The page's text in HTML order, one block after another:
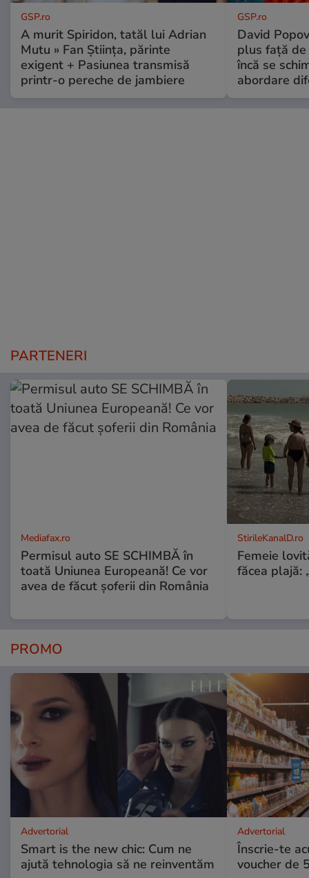
GSP.ro
A murit Spiridon, tatăl lui Adrian
Mutu » Fan Știința, părinte
exigent + Pasiunea transmisă
printr-o pereche de jambiere
GSP.ro
David
plus față de
încă se
abordare
PARTENERI
Mediafax.ro
Permisul auto SE SCHIMBĂ în
toată Uniunea Europeană! Ce vor
avea de făcut șoferii din România
StirileKanalD.ro
Femeie
făcea plajă:
PROMO
Advertorial
Smart is the new chic: Cum ne
ajută tehnologia să ne reinventăm
Advertorial
Înscrie-te
voucher de